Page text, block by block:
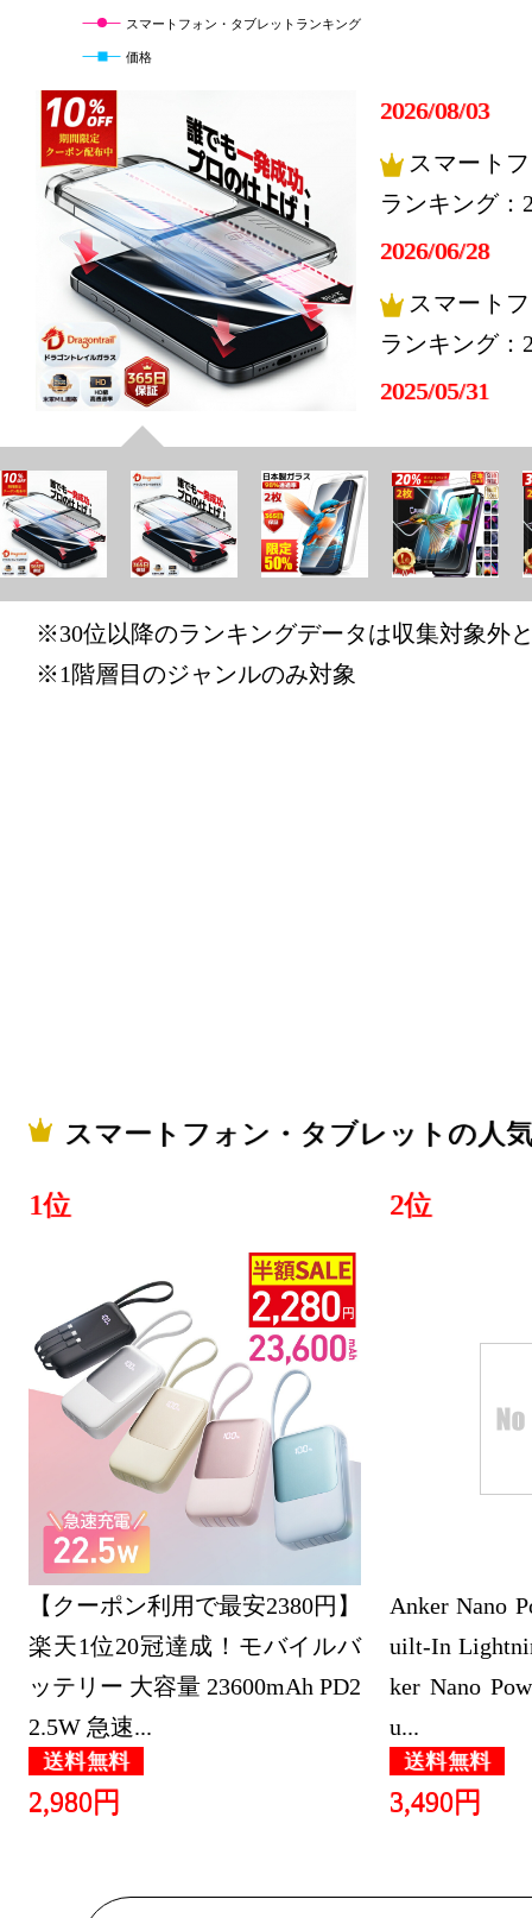
スマートフォン・タブレットランキング
価格
2026/08/03
スマート
ランキング：
2026/06/28
スマート
ランキング：
2025/05/31
スマート
ランキング：
2025/05/29
スマート
ランキング：
スマート
ランキング：
スマート
ランキング：
2023/03/30
ランキング：
2023/03/29
※30位以降のランキングデータは収集対象外
※1階層目のジャンルのみ対象
スマートフォン・タブレットの人
1位
【クーポン利用で最安2380円】
楽天1位20冠達成！モバイルバ
ッテリー 大容量 23600mAh PD2
2.5W 急速...
送料無料
2,980円
2位
Anker Nano
uilt-In
ker Nano
u...
送料無料
3,490円